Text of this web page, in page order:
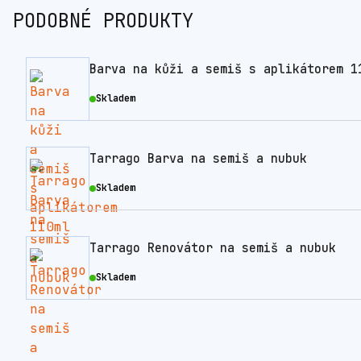
PODOBNÉ PRODUKTY
Barva na kůži a semiš s aplikátorem
Skladem
Tarrago Barva na semiš a nubuk
Skladem
Tarrago Renovátor na semiš a nubuk
Skladem